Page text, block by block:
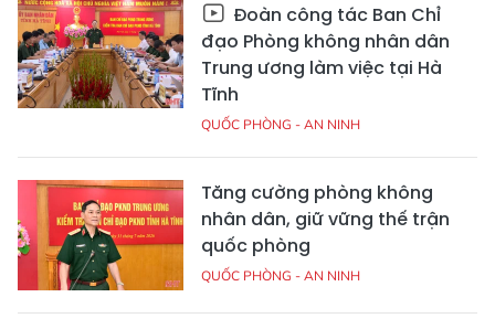
Đoàn công tác Ban Chỉ
đạo Phòng không nhân dân
Trung ương làm việc tại Hà
Tĩnh
QUỐC PHÒNG - AN NINH
Tăng cường phòng không
nhân dân, giữ vững thế trận
quốc phòng
QUỐC PHÒNG - AN NINH